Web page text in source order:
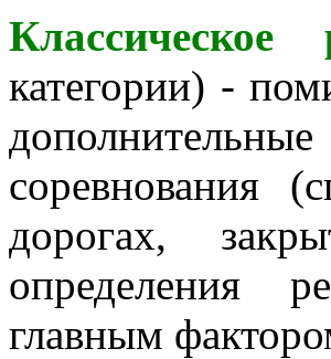
Классическое
категории) -
соревнования
дорогах,
определения
главным